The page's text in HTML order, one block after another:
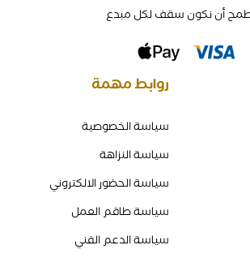
أن نكون سقف لكل مبدع
روابط مهمة
سياسة الخصوصية
سياسة النزاهة
سياسة الحضور الالكتروني
سياسة طاقم العمل
سياسة الدعم الفني